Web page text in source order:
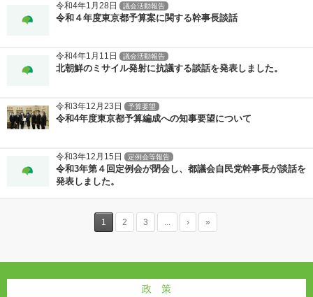
令和4年1月28日 議会活動報告
令和４年度東京都予算案に関する幹事長談話
令和4年1月11日 議会活動報告
北朝鮮のミサイル発射に抗議する談話を発表しました。
令和3年12月23日 予算要望
令和4年度東京都予算編成への知事要望について
令和3年12月15日 定例会等報告
令和3年第４回定例会が閉会し、都議会自民党幹事長が談話を
発表しました。
1 2 3 ... › »
政 策